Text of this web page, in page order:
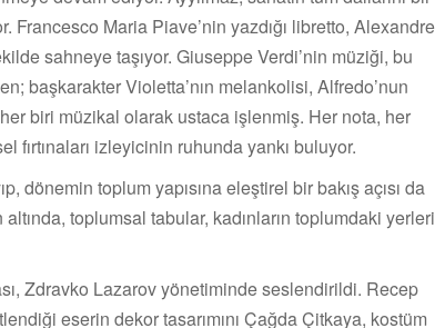
Francesco Maria Piave’nin yazdığı libretto, Alexandre
sahneye taşıyor. Giuseppe Verdi’nin müziği, bu
başkarakter Violetta’nın melankolisi, Alfredo’nun
biri müzikal olarak ustaca işlenmiş. Her nota, her
fırtınaları izleyicinin ruhunda yankı buluyor.
dönemin toplum yapısına eleştirel bir bakış açısı da
toplumsal tabular, kadınların toplumdaki yerleri
Zdravko Lazarov yönetiminde seslendirildi. Recep
eserin dekor tasarımını Çağda Çitkaya, kostüm